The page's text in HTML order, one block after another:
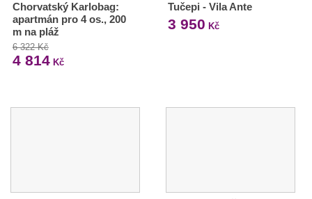
Chorvatský Karlobag:
apartmán pro 4 os., 200
m na pláž
6 322 Kč
4 814 Kč
Tučepi - Vila Ante
3 950 Kč